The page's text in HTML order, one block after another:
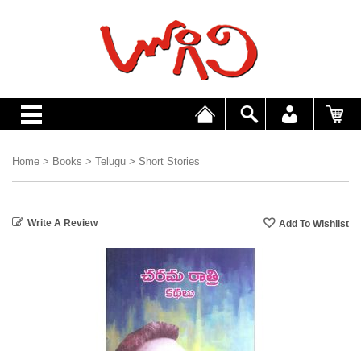
Home > Books > Telugu > Short Stories
Write A Review